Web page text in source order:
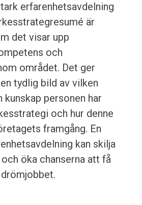
erfarenhetsavdelning
är
det visar upp
och
området. Det ger
tydlig bild av vilken
kunskap personen har
och hur denne
framgång. En
kan skilja
öka chanserna att få